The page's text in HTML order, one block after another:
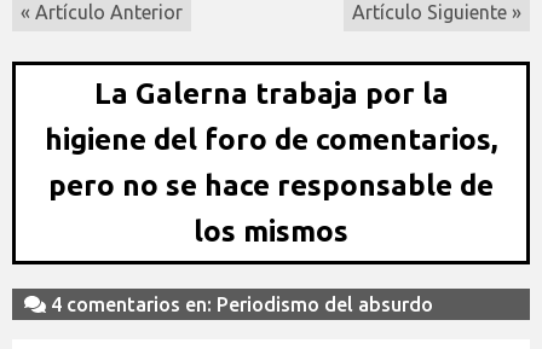
« Artículo Anterior Artículo Siguiente »
La Galerna trabaja por la
higiene del foro de comentarios,
pero no se hace responsable de
los mismos
4 comentarios en: Periodismo del absurdo